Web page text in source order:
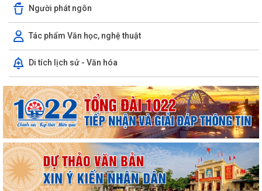
Người phát ngôn
Tác phẩm Văn học, nghệ thuật
Di tích lịch sử - Văn hóa
Hội nghị tập huấn công tác Đoàn và phong trào thanh thiếu nhi năm
2026
Công văn số: 20/CV-TYT của Trạm y tế phường v/v công khai số điện
thoại đường dây nóng tiếp nhận...
Lớp bồi dưỡng kiến thức An ninh phi truyền thống và Quản trị an ninh